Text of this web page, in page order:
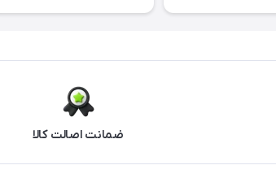
ضمانت اصالت کالا